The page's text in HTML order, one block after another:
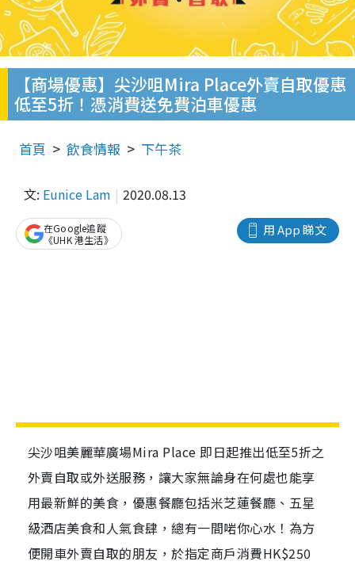
【商場優惠】尖沙咀Mira Place外賣自取優惠
低至5折！憑消費送免費泊車優惠
首頁 飲食情報 下午茶
文: Eunice Lam 2020.08.13
用 App 睇文
在Google追蹤
《UHK 港生活》
尖沙咀美麗華廣場Mira Place 即日起推出低至5折之
外賣自取或外送服務，讓大家無論身在何處也能享
用最新鮮的美食，優惠餐廳包括米芝蓮餐廳、五星
級酒店美食和人氣食肆，總有一間啱你心水！為方
便開車外賣自取的朋友，於指定商戶消費HK$250